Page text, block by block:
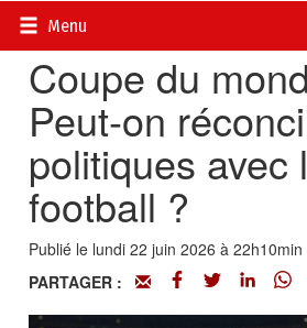
Menu
Accueil>
Coupe du
Peut-on
politiques avec
football ?
Publié le lundi 22 juin 2026 à 22h10min
PARTAGER :